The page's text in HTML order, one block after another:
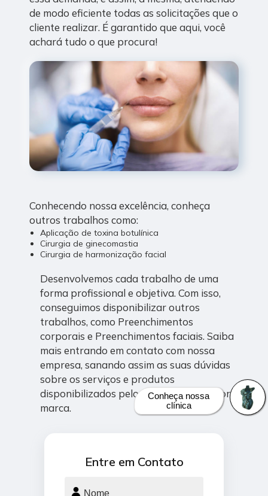
de modo eficiente todas as solicitações que o
cliente realizar. É garantido que aqui, você
achará tudo o que procura!
Conhecendo nossa excelência, conheça
outros trabalhos como:
Aplicação de toxina botulínica
Cirurgia de ginecomastia
Cirurgia de harmonização facial
Desenvolvemos cada trabalho de uma
forma profissional e objetiva. Com isso,
conseguimos disponibilizar outros
trabalhos, como Preenchimentos
corporais e Preenchimentos faciais. Saiba
mais entrando em contato com nossa
empresa, sanando assim as suas dúvidas
sobre os serviços e produtos
disponibilizados pelo ramo com a melhor
marca.
Entre em Contato
Conheça nossa
clínica